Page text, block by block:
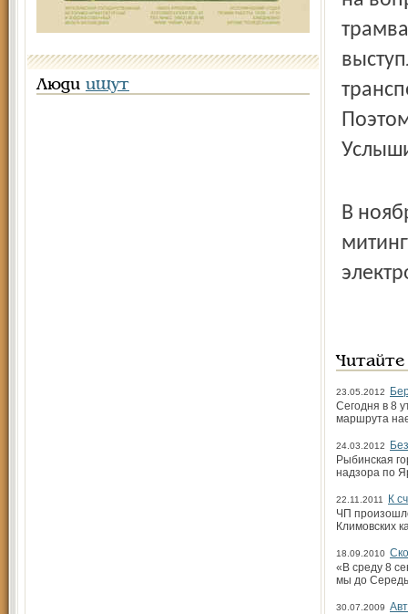
Люди ищут
В
23.05.2012
Сегодня в 8
маршрута
24.03.2012
Рыбинская
надзора по
22.11.2011
К
ЧП
Климовских
18.09.2010
«В среду 8
мы до
30.07.2009